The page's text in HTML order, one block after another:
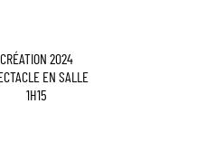
CRÉATION 2024
EN SALLE
1H15